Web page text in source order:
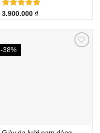
Được xếp
3.900.000 ₫
-38%